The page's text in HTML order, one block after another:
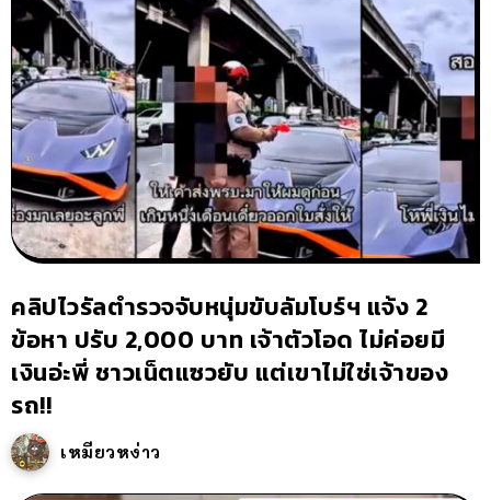
คลิปไวรัลตำรวจจับหนุ่มขับลัมโบร์ฯ แจ้ง 2
ข้อหา ปรับ 2,000 บาท เจ้าตัวโอด ไม่ค่อยมี
เงินอ่ะพี่ ชาวเน็ตแซวยับ แต่เขาไม่ใช่เจ้าของ
รถ!!
เหมียวหง่าว